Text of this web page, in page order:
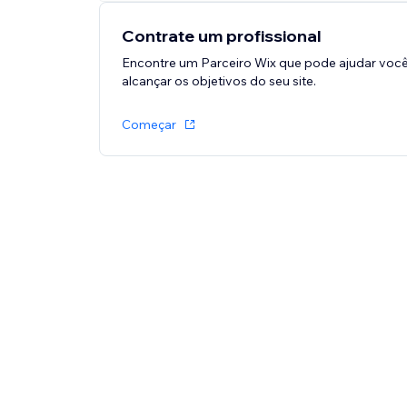
Contrate um profissional
Encontre um Parceiro Wix que pode ajudar
alcançar os objetivos do seu site.
Começar